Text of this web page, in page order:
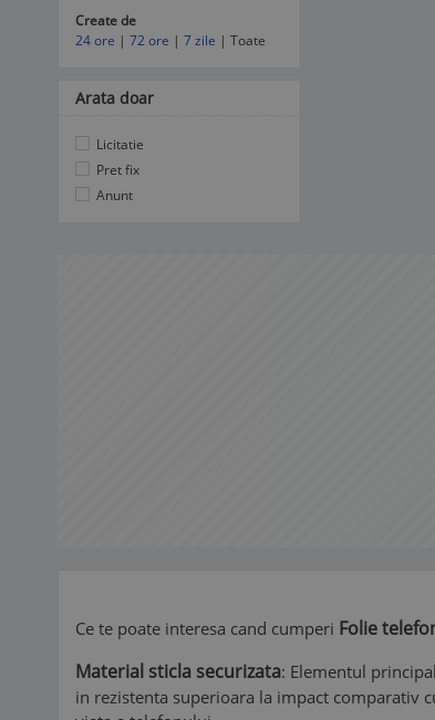
Create de
24 ore | 72 ore | 7 zile | Toate
Arata doar
Licitatie
Pret fix
Anunt
Ce te poate interesa cand cumperi Folie
Material sticla securizata: Elementul
in rezistenta superioara la impact comparativ